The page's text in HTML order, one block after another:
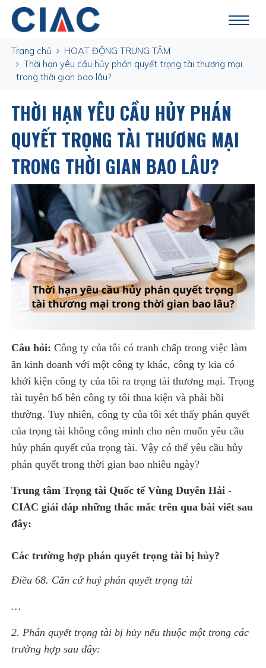
Trang chủ
HOẠT ĐỘNG TRUNG TÂM
Thời hạn yêu cầu hủy phán quyết trọng tài thương mại
trong thời gian bao lâu?
THỜI HẠN YÊU CẦU HỦY PHÁN
QUYẾT TRỌNG TÀI THƯƠNG MẠI
TRONG THỜI GIAN BAO LÂU?
Câu hỏi:Công ty của tôi có tranh chấp trong việc làm
ăn kinh doanh với một công ty khác, công ty kia có
khởi kiện công ty của tôi ra trọng tài thương mại. Trọng
tài tuyên bố bên công ty tôi thua kiện và phải bồi
thường. Tuy nhiên, công ty của tôi xét thấy phán quyết
của trọng tài không công minh cho nên muốn yêu cầu
hủy phán quyết của trọng tài. Vậy có thể yêu cầu hủy
phán quyết trong thời gian bao nhiêu ngày?
Trung tâm Trọng tài Quốc tế Vùng Duyên Hải -
CIAC giải đáp những thắc mắc trên qua bài viết sau
đây:
Các trường hợp phán quyết trọng tài bị hủy?
Ðiều 68. Căn cứ huỷ phán quyết trọng tài
…
2. Phán quyết trọng tài bị hủy nếu thuộc một trong các
trường hợp sau đây: